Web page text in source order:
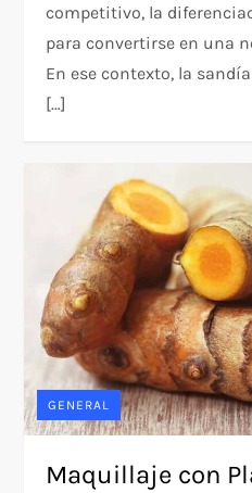
competitivo, la
para convertirse en una
En ese contexto, la
[…]
GENERAL
Maquillaje con